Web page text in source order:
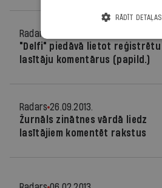
Radars
"Delfi" piedāvā lietot reģistrētu
lasītāju komentārus (papild.)
Radars 26.09.2013.
Žurnāls zinātnes vārdā liedz
lasītājiem komentēt rakstus
RĀDĪT DETAĻAS